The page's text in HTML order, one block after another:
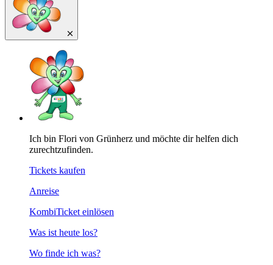
Ich bin Flori von Grünherz und möchte dir helfen dich
zurechtzufinden.
Tickets kaufen
Anreise
KombiTicket einlösen
Was ist heute los?
Wo finde ich was?